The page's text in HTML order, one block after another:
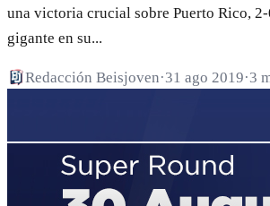
una victoria crucial sobre Puerto Rico,
gigante en su...
Redacción Beisjoven·31 ago 2019·3